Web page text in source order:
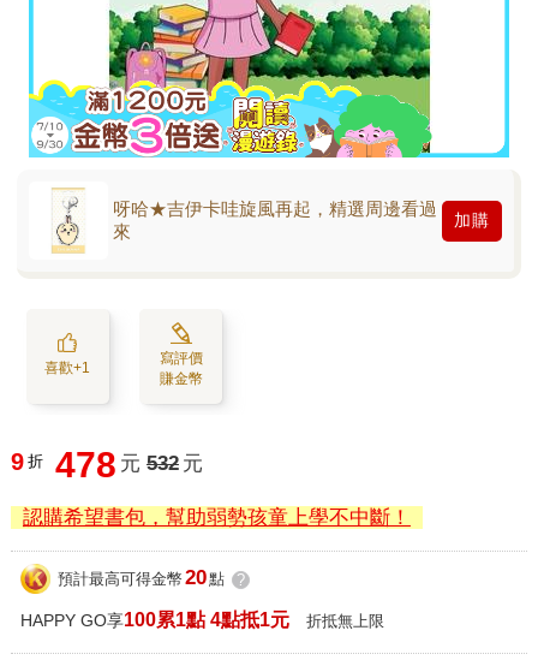
呀哈★吉伊卡哇旋風再起，精選周邊看過
來
加購
喜歡+1
寫評價
賺金幣
9 折 478 元 532 元
認購希望書包，幫助弱勢孩童上學不中斷！
預計最高可得金幣 20點 ?
HAPPY GO享100累1點 4點抵1元 折抵無上限